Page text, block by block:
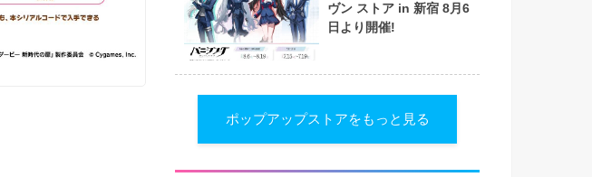
ヴン ストア in 新宿 8月6
日より開催!
ポップアップストアをもっと見る